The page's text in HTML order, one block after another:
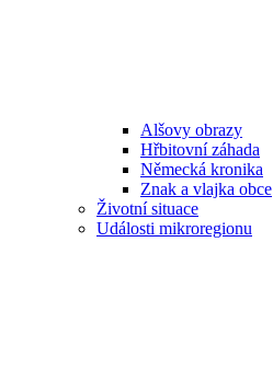
Alšovy obrazy
Hřbitovní záhada
Německá kronika
Znak a vlajka obce
Životní situace
Události mikroregionu